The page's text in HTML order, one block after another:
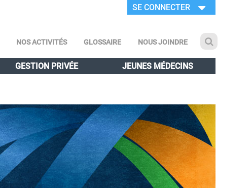
SE CONNECTER
NOS ACTIVITÉS GLOSSAIRE NOUS JOINDRE
GESTION PRIVÉE JEUNES MÉDECINS